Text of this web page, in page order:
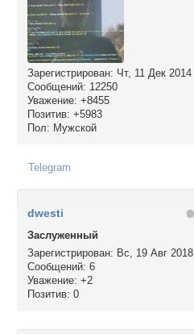
Зарегистрирован: Чт, 11 Дек 2014
Сообщений: 12250
Уважение: +8455
Позитив: +5983
Пол: Мужской
Telegram
dwesti
Заслуженный
Зарегистрирован: Вс, 19 Авг 2018
Сообщений: 6
Уважение: +2
Позитив: 0